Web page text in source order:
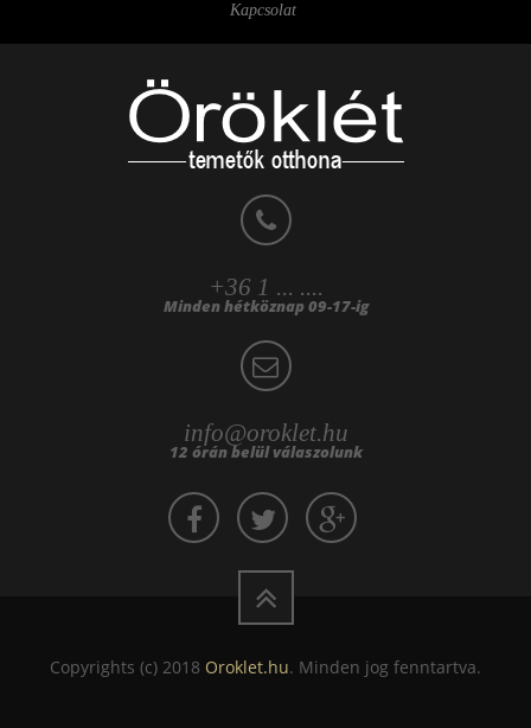
Kapcsolat
+36 1 ... ....
Minden hétköznap 09-17-ig
info@oroklet.hu
12 órán belül válaszolunk
Copyrights (c) 2018 Oroklet.hu. Minden jog fenntartva.